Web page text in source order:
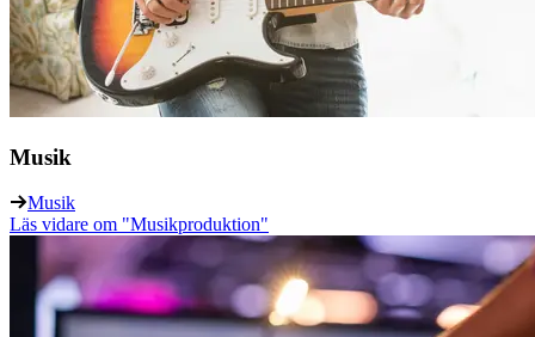
Musik
Musik
Läs vidare om "Musikproduktion"